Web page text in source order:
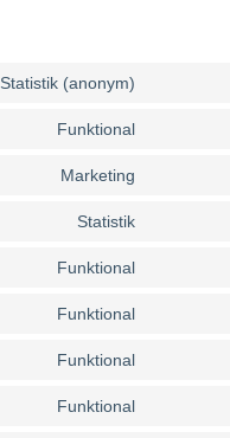
Statistik (anonym)
Funktional
Marketing
Statistik
Funktional
Funktional
Funktional
Funktional